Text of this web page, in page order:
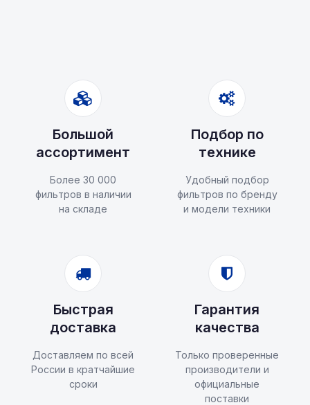
Большой
ассортимент
Более 30 000
фильтров в наличии
на складе
Подбор по
технике
Удобный подбор
фильтров по бренду
и модели техники
Быстрая
доставка
Доставляем по всей
России в кратчайшие
сроки
Гарантия
качества
Только проверенные
производители и
официальные
поставки